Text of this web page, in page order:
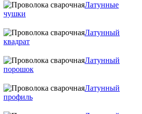
Латунные
чушки
Латунный
квадрат
Латунный
порошок
Латунный
профиль